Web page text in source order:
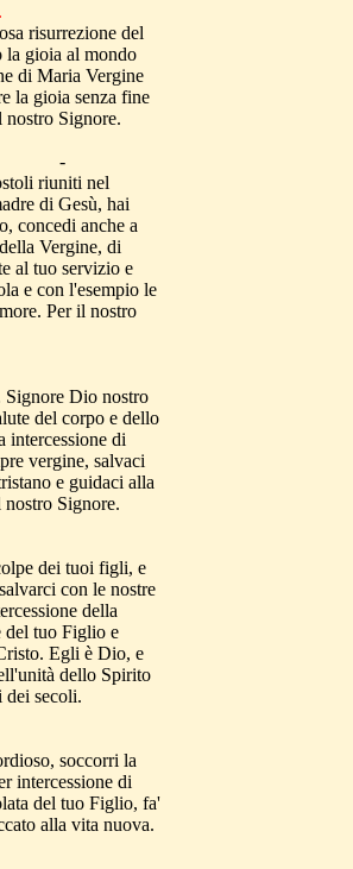
risurrezione del
gioia al mondo
di Maria Vergine
la gioia senza fine
nostro Signore.
-
riuniti nel
di Gesù, hai
concedi anche a
Vergine, di
al tuo servizio e
e con l'esempio le
Per il nostro
Dio nostro
del corpo e dello
intercessione di
vergine, salvaci
e guidaci alla
Signore.
dei tuoi figli, e
con le nostre
della
del tuo Figlio e
Egli è Dio, e
dello Spirito
dei secoli.
soccorri la
intercessione di
del tuo Figlio, fa'
alla vita nuova.